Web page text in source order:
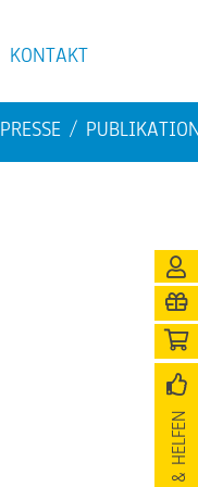
KON­TAKT
PRES­SE /